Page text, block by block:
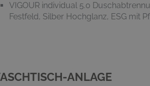
VIGOUR individual 5.0
Festfeld, Silber Hochglanz, ESG mit
ANLAGE